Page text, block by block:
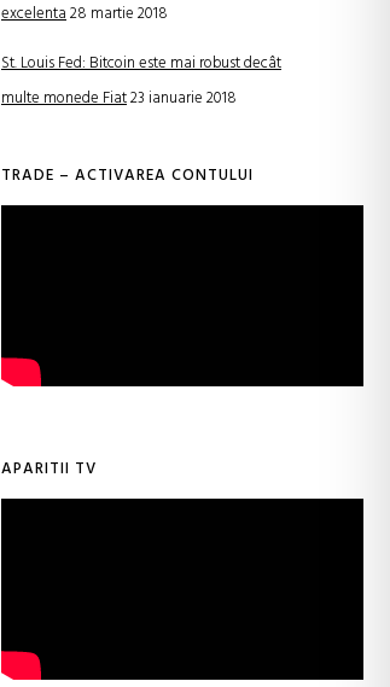
excelenta28 martie 2018
St. Louis Fed: Bitcoin este mai robust decât
multe monede Fiat23 ianuarie 2018
TRADE – ACTIVAREA CONTULUI
APARITII TV